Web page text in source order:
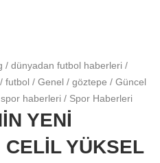
/dünyadan futbol haberleri /
/futbol /Genel /göztepe /Güncel
haberleri / Spor Haberleri
YENİ
CELİL YÜKSEL